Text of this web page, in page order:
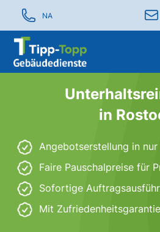
NA
in
Angebotserstellung in
Faire Pauschalpreise für
Sofortige
Mit Zufriedenheitsgarantie